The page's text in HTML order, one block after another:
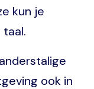
kun je
ook in